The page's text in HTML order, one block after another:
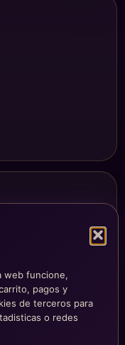
web funcione,
pagos y
de terceros para
o redes